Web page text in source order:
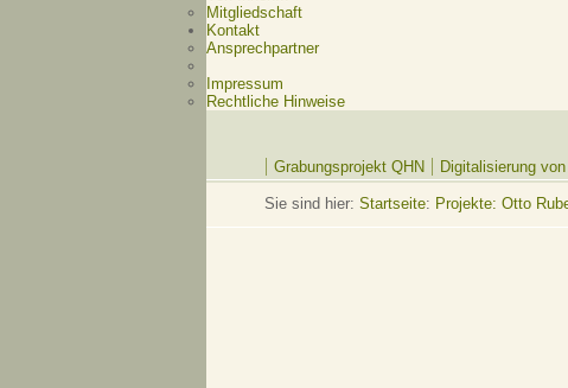
Mitgliedschaft
Kontakt
Ansprechpartner
Impressum
Rechtliche Hinweise
Grabungsprojekt QHN Digitalisierung
Sie sind hier: Startseite: Projekte: Otto